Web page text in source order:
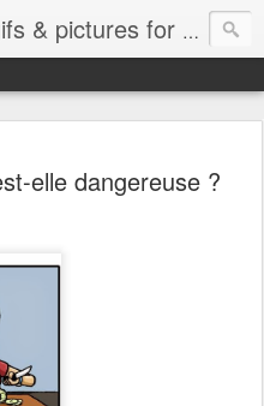
HumourGeek - Funny gifs & pictures for Geeks & Gamers !
elle dangereuse ?